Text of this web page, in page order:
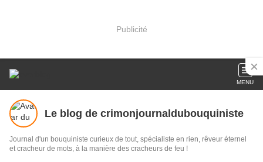
Publicité
MENU
Le blog de crimonjournaldubouquiniste
Journal d'un bouquiniste curieux de tout, spécialiste en rien, rêveur éternel
et cracheur de mots, à la manière des cracheurs de feu !